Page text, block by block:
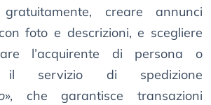
creare annunci
foto e descrizioni, e scegliere
l’acquirente di persona o
il servizio di spedizione
», che garantisce transazioni